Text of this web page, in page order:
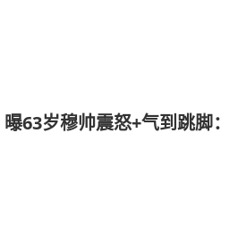
63岁穆帅震怒+气到跳脚：